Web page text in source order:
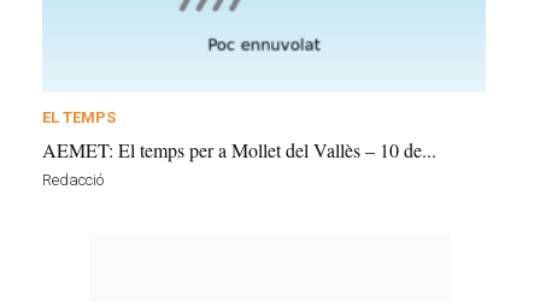
EL TEMPS
AEMET: El temps per a Mollet del Vallès – 10 de...
Redacció